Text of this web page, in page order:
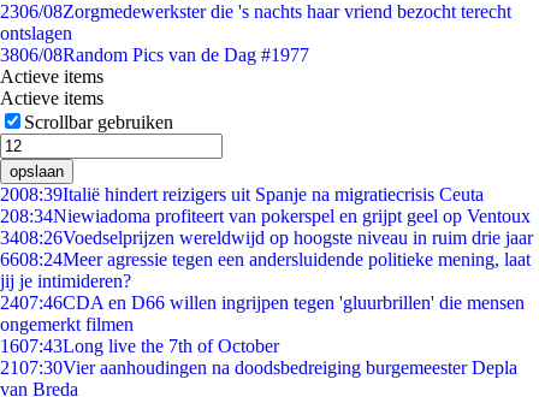
2306/08Zorgmedewerkster die 's nachts haar vriend bezocht terecht
ontslagen
3806/08Random Pics van de Dag #1977
Actieve items
Actieve items
Scrollbar gebruiken
opslaan
2008:39Italië hindert reizigers uit Spanje na migratiecrisis Ceuta
208:34Niewiadoma profiteert van pokerspel en grijpt geel op Ventoux
3408:26Voedselprijzen wereldwijd op hoogste niveau in ruim drie jaar
6608:24Meer agressie tegen een andersluidende politieke mening, laat
jij je intimideren?
2407:46CDA en D66 willen ingrijpen tegen 'gluurbrillen' die mensen
ongemerkt filmen
1607:43Long live the 7th of October
2107:30Vier aanhoudingen na doodsbedreiging burgemeester Depla
van Breda